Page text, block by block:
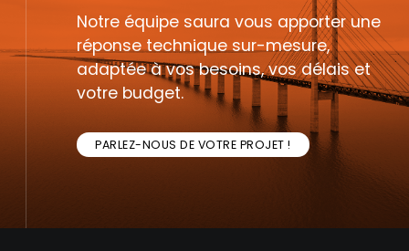
Notre équipe saura vous apporter une
réponse technique sur-mesure,
adaptée à vos besoins, vos délais et
votre budget.
PARLEZ-NOUS DE VOTRE PROJET !